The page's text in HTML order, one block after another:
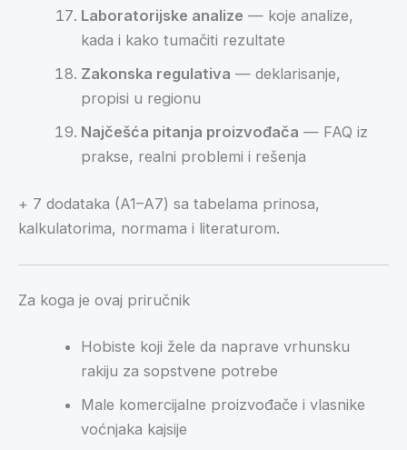
Laboratorijske analize — koje analize,
kada i kako tumačiti rezultate
Zakonska regulativa — deklarisanje,
propisi u regionu
Najčešća pitanja proizvođača — FAQ iz
prakse, realni problemi i rešenja
+ 7 dodataka (A1–A7) sa tabelama prinosa,
kalkulatorima, normama i literaturom.
Za koga je ovaj priručnik
Hobiste koji žele da naprave vrhunsku
rakiju za sopstvene potrebe
Male komercijalne proizvođače i vlasnike
voćnjaka kajsije